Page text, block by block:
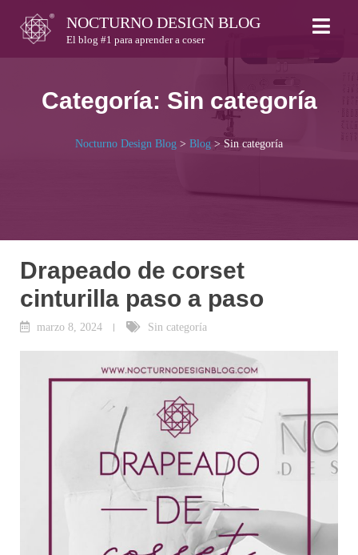
content
NOCTURNO DESIGN BLOG
El blog #1 para aprender a coser
Categoría: Sin categoría
Nocturno Design Blog > Blog > Sin categoría
Drapeado de corset
cinturilla paso a paso
marzo 8, 2024 Sin categoría